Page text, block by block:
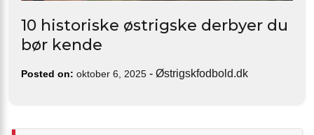
10 historiske østrigske derbyer du
bør kende
Posted on: oktober 6, 2025 - Østrigskfodbold.dk